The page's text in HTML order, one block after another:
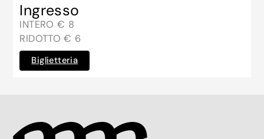
Ingresso
INTERO € 8
RIDOTTO € 6
Biglietteria